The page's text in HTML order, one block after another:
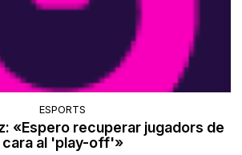
ESPORTS
«Espero recuperar jugadors de
cara al 'play-off'»